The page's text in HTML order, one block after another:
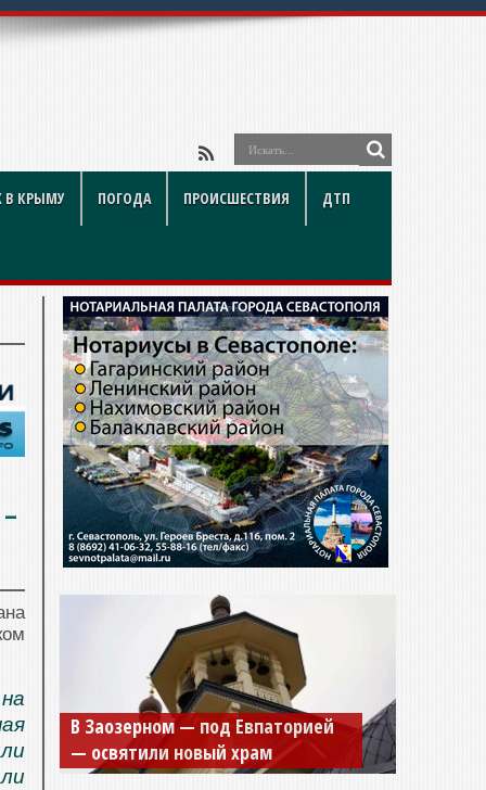
В КРЫМУ ПОГОДА ПРОИСШЕСТВИЯ ДТП
Мужской монастырь Косьмы и
Дамиана в Крыму вновь открыт
для посещения